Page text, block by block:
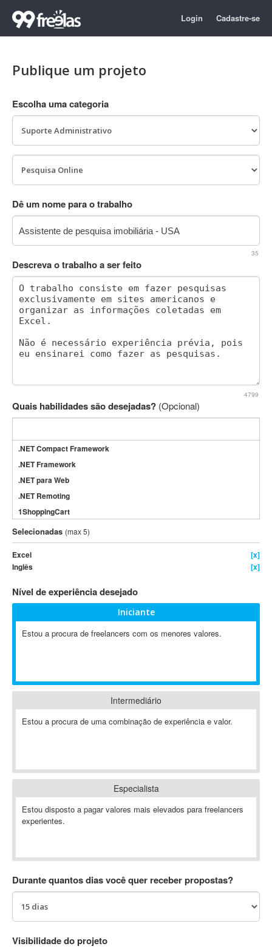
Login Cadastre-se
Publique um projeto
Escolha uma categoria
Dê um nome para o trabalho
35
Descreva o trabalho a ser feito
4799
Quais habilidades são desejadas? (Opcional)
.NET Compact Framework
.NET Framework
.NET para Web
.NET Remoting
1ShoppingCart
3DS Max
3GSM
4D Dimension
802.11
A&P
A-GPS
A2Billing
AAUS Scientific Diver
Abaqus
ABIS
Ableton Push
Abstract
Abstract Window Toolkit (AWT)
Absynth
AC3
AccountMate
ACDSee
ACID Pro
ACPI
Selecionadas (max 5)
Excel
[x]
Inglês
[x]
Nível de experiência desejado
Iniciante
Estou a procura de freelancers com os menores valores.
Intermediário
Estou a procura de uma combinação de experiência e valor.
Especialista
Estou disposto a pagar valores mais elevados para freelancers
experientes.
Durante quantos dias você quer receber propostas?
Visibilidade do projeto